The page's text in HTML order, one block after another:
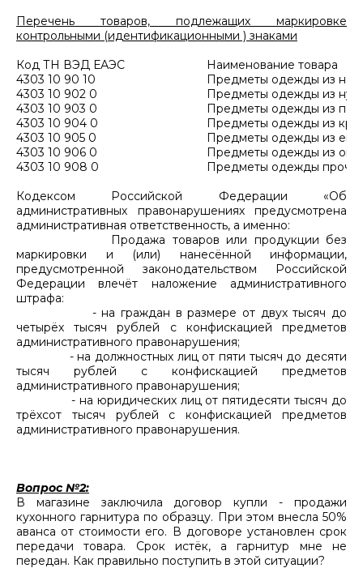
Перечень товаров, подлежащих маркировке
контрольными (идентификационными ) знаками
Код ТН ВЭД ЕАЭС
Наименование товара
4303 10 90 10
Предметы одежды из
4303 10 902 0
Предметы одежды из
4303 10 903 0
Предметы одежды из
4303 10 904 0
Предметы одежды из
4303 10 905 0
Предметы одежды из
4303 10 906 0
Предметы одежды из
4303 10 908 0
Предметы одежды
Кодексом Российской Федерации «Об
административных правонарушениях предусмотрена
административная ответственность, а именно:
Продажа товаров или продукции без
маркировки и (или) нанесённой информации,
предусмотренной законодательством Российской
Федерации влечёт наложение административного
штрафа:
- на граждан в размере от двух тысяч до
четырёх тысяч рублей с конфискацией предметов
административного правонарушения;
- на должностных лиц от пяти тысяч до десяти
тысяч рублей с конфискацией предметов
административного правонарушения;
- на юридических лиц от пятидесяти тысяч до
трёхсот тысяч рублей с конфискацией предметов
административного правонарушения.
Вопрос №2:
В магазине заключила договор купли - продажи
кухонного гарнитура по образцу. При этом внесла 50%
аванса от стоимости его. В договоре установлен срок
передачи товара. Срок истёк, а гарнитур мне не
передан. Как правильно поступить в этой ситуации?